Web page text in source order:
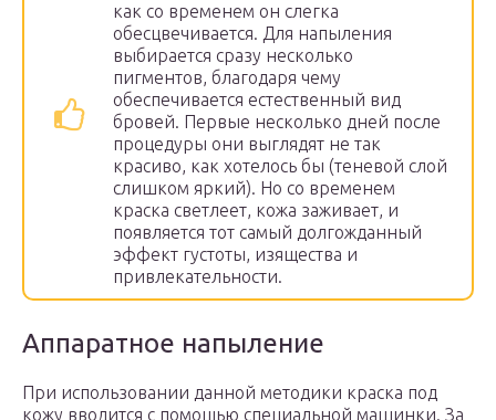
как со временем он слегка
обесцвечивается. Для напыления
выбирается сразу несколько
пигментов, благодаря чему
обеспечивается естественный вид
бровей. Первые несколько дней после
процедуры они выглядят не так
красиво, как хотелось бы (теневой слой
слишком яркий). Но со временем
краска светлеет, кожа заживает, и
появляется тот самый долгожданный
эффект густоты, изящества и
привлекательности.
Аппаратное напыление
При использовании данной методики краска под
кожу вводится с помощью специальной машинки. За